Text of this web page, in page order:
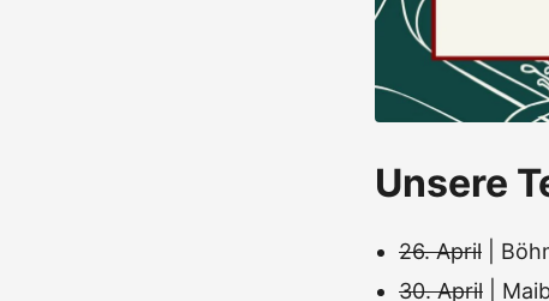
Unsere
26. April |
30. April |